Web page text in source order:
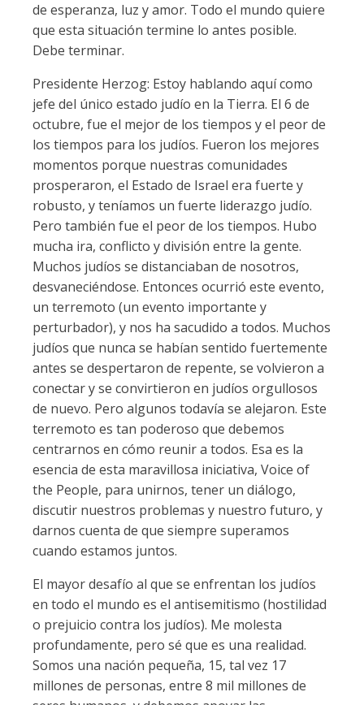
de esperanza, luz y amor. Todo el mundo quiere
que esta situación termine lo antes posible.
Debe terminar.
Presidente Herzog: Estoy hablando aquí como
jefe del único estado judío en la Tierra. El 6 de
octubre, fue el mejor de los tiempos y el peor de
los tiempos para los judíos. Fueron los mejores
momentos porque nuestras comunidades
prosperaron, el Estado de Israel era fuerte y
robusto, y teníamos un fuerte liderazgo judío.
Pero también fue el peor de los tiempos. Hubo
mucha ira, conflicto y división entre la gente.
Muchos judíos se distanciaban de nosotros,
desvaneciéndose. Entonces ocurrió este evento,
un terremoto (un evento importante y
perturbador), y nos ha sacudido a todos. Muchos
judíos que nunca se habían sentido fuertemente
antes se despertaron de repente, se volvieron a
conectar y se convirtieron en judíos orgullosos
de nuevo. Pero algunos todavía se alejaron. Este
terremoto es tan poderoso que debemos
centrarnos en cómo reunir a todos. Esa es la
esencia de esta maravillosa iniciativa, Voice of
the People, para unirnos, tener un diálogo,
discutir nuestros problemas y nuestro futuro, y
darnos cuenta de que siempre superamos
cuando estamos juntos.
El mayor desafío al que se enfrentan los judíos
en todo el mundo es el antisemitismo (hostilidad
o prejuicio contra los judíos). Me molesta
profundamente, pero sé que es una realidad.
Somos una nación pequeña, 15, tal vez 17
millones de personas, entre 8 mil millones de